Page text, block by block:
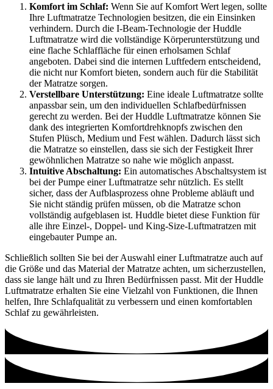
Komfort im Schlaf: Wenn Sie auf Komfort Wert legen, sollte
Ihre Luftmatratze Technologien besitzen, die ein Einsinken
verhindern. Durch die I-Beam-Technologie der Huddle
Luftmatratze wird die vollständige Körperunterstützung und
eine flache Schlaffläche für einen erholsamen Schlaf
angeboten. Dabei sind die internen Luftfedern entscheidend,
die nicht nur Komfort bieten, sondern auch für die Stabilität
der Matratze sorgen.
Verstellbare Unterstützung: Eine ideale Luftmatratze sollte
anpassbar sein, um den individuellen Schlafbedürfnissen
gerecht zu werden. Bei der Huddle Luftmatratze können Sie
dank des integrierten Komfortdrehknopfs zwischen den
Stufen Plüsch, Medium und Fest wählen. Dadurch lässt sich
die Matratze so einstellen, dass sie sich der Festigkeit Ihrer
gewöhnlichen Matratze so nahe wie möglich anpasst.
Intuitive Abschaltung: Ein automatisches Abschaltsystem ist
bei der Pumpe einer Luftmatratze sehr nützlich. Es stellt
sicher, dass der Aufblasprozess ohne Probleme abläuft und
Sie nicht ständig prüfen müssen, ob die Matratze schon
vollständig aufgeblasen ist. Huddle bietet diese Funktion für
alle ihre Einzel-, Doppel- und King-Size-Luftmatratzen mit
eingebauter Pumpe an.
Schließlich sollten Sie bei der Auswahl einer Luftmatratze auch auf
die Größe und das Material der Matratze achten, um sicherzustellen,
dass sie lange hält und zu Ihren Bedürfnissen passt. Mit der Huddle
Luftmatratze erhalten Sie eine Vielzahl von Funktionen, die Ihnen
helfen, Ihre Schlafqualität zu verbessern und einen komfortablen
Schlaf zu gewährleisten.